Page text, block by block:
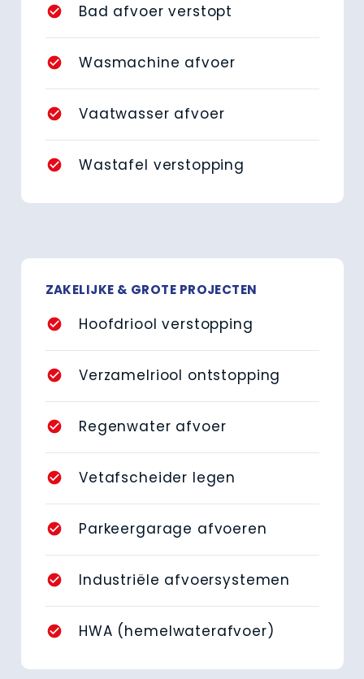
check_circle Bad afvoer verstopt
check_circle Wasmachine afvoer
check_circle Vaatwasser afvoer
check_circle Wastafel verstopping
ZAKELIJKE & GROTE PROJECTEN
check_circle Hoofdriool verstopping
check_circle Verzamelriool ontstopping
check_circle Regenwater afvoer
check_circle Vetafscheider legen
check_circle Parkeergarage afvoeren
check_circle Industriële afvoersystemen
check_circle HWA (hemelwaterafvoer)